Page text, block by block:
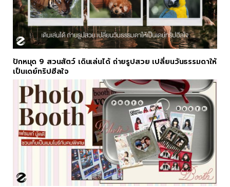
ปักหมุด 9 สวนสัตว์ เดินเล่นได้ ถ่ายรูปสวย เปลี่ยนวันธรรมดาให้
เป็นเดย์ทริปฮีลใจ